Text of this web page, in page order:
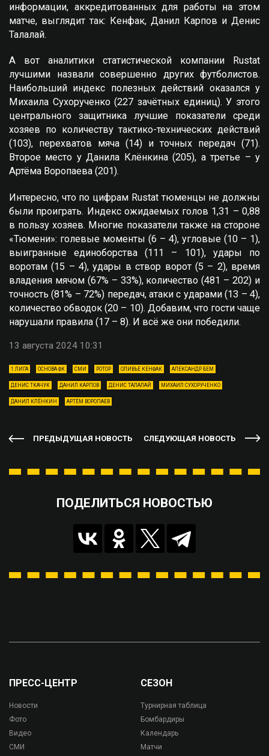
информации, аккредитованных для работы на этом
матче, выглядит так: Кенфак, Данил Карпов и Денис
Талалай.
А вот аналитики статистической компании Rustat
лучшими назвали совершенно других футболистов.
Наибольший индекс полезных действий оказался у
Михаила Сухорученко (227 зачётных единиц). У этого
центрального защитника лучшие показатели среди
хозяев по количеству тактико-технических действий
(103), перехватов мяча (14) и точных передач (71).
Второе место у Данила Клёнкина (205), а третье – у
Артёма Воропаева (201).
Интересно, что по цифрам Rustat тюменцы не должны
были проиграть. Индекс ожидаемых голов 1,31 – 0,88
в пользу хозяев. Многие показатели также на стороне
«Тюмени»: голевые моменты (6 – 4), угловые (10 – 1),
выигранные единоборства (111 – 101), удары по
воротам (15 – 4), удары в створ ворот (5 – 2), время
владения мячом (67% – 33%), количество (481 – 202) и
точность (81% – 72%) передач, атаки с ударами (13 – 4),
количество обводок (20 – 10). Добавим, что гости чаще
нарушали правила (17 – 8). И всё же они победили.
13 августа 2024 10:31
1 ЛИГА ОСНОВА ФК СМИ РОТОР ОЛИВЬЕ КЕНФАК АЛЕКСАНДР БЕМ
ДЕНИС ТКАЧУК ДАНИЛ КАРПОВ ДЕНИС ТАЛАЛАЙ МИХАИЛ СУХОРУЧЕНКО
ДАНИЛ КЛЁНКИН АРТЁМ ВОРОПАЕВ
ПРЕДЫДУЩАЯ НОВОСТЬ СЛЕДУЮЩАЯ НОВОСТЬ
ПОДЕЛИТЬСЯ НОВОСТЬЮ
ПРЕСС-ЦЕНТР
Новости
Фото
Видео
СМИ
СЕЗОН
Турнирная таблица
Бомбардиры
Календарь
Матчи